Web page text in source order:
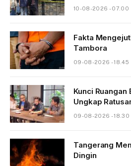
10-08-2026 - 07.00
Fakta
Tambora
09-08-2026 - 18.45
Kunci Ruangan
Ungkap
09-08-2026 - 18.30
Tangerang
Dingin